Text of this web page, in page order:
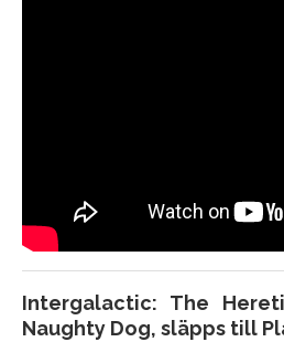
Intergalactic: The
Naughty Dog, släpps till